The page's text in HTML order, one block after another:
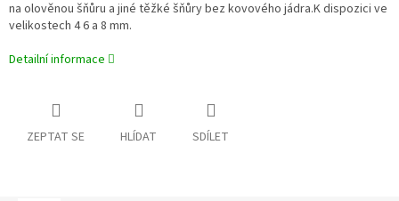
na olověnou šňůru a jiné těžké šňůry bez kovového jádra.K dispozici ve
velikostech 4 6 a 8 mm.
Detailní informace
ZEPTAT SE HLÍDAT SDÍLET